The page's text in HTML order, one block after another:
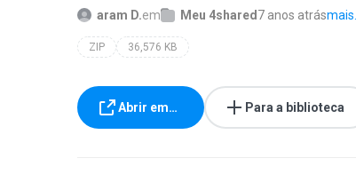
aram D.em Meu 4shared 7 anos atrásmais...
ZIP 36,576 KB
Abrir em… Para a biblioteca